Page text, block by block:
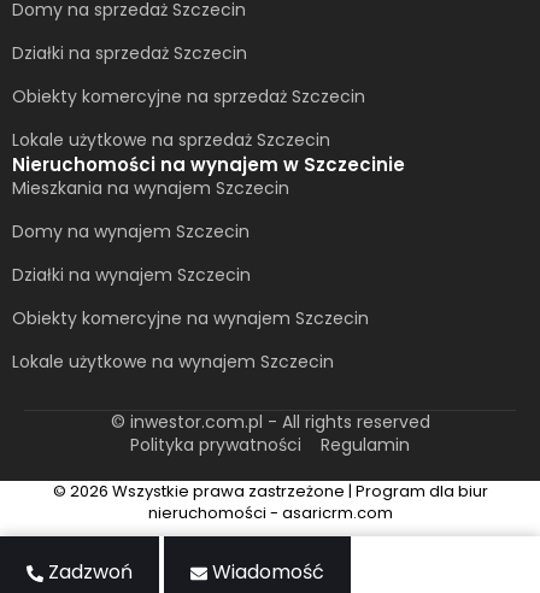
Domy na sprzedaż Szczecin
Działki na sprzedaż Szczecin
Obiekty komercyjne na sprzedaż Szczecin
Lokale użytkowe na sprzedaż Szczecin
Nieruchomości na wynajem w Szczecinie
Mieszkania na wynajem Szczecin
Domy na wynajem Szczecin
Działki na wynajem Szczecin
Obiekty komercyjne na wynajem Szczecin
Lokale użytkowe na wynajem Szczecin
© inwestor.com.pl - All rights reserved
Polityka prywatności
Regulamin
© 2026 Wszystkie prawa zastrzeżone | Program dla biur
nieruchomości - asaricrm.com
Zadzwoń Wiadomość